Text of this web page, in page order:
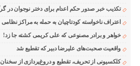
تکذیب خبر صدور حکم اعدام برای دختر نوجوان در
اعتراف ناخواسته کودتاچیان به حمله به مراکز نظامی
خواهر و برادر مصنوعی که علی کریمی کشته جا زد!
واقعیت صحبت‌های علیرضا دبیر که تقطیع شد
کلکسیونی از تحریف، تقطیع و دروغ‌پردازی از سخنان